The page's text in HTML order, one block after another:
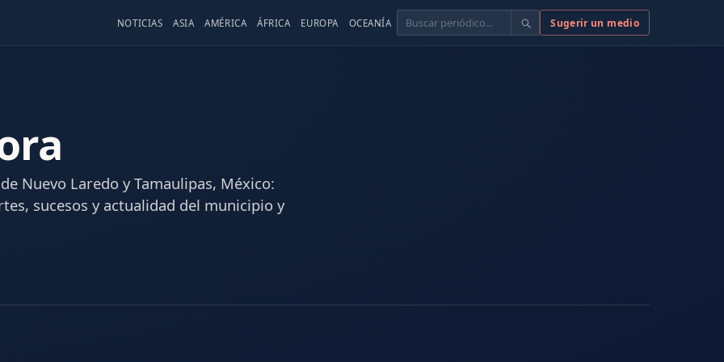
NOTICIAS ASIA AMÉRICA ÁFRICA EUROPA OCEANÍA Buscar Sugerir un medio
Nuevo Laredo y Tamaulipas, México:
sucesos y actualidad del municipio y